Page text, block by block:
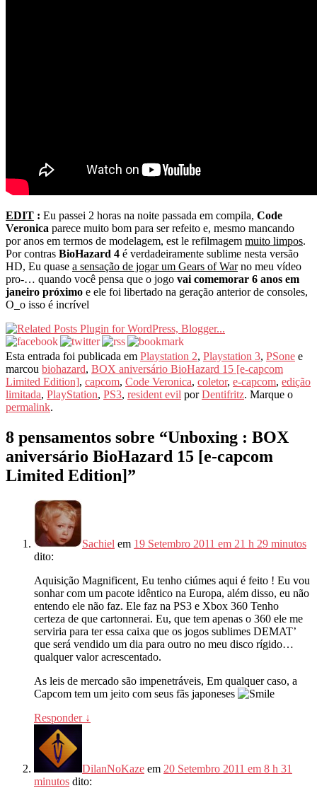
EDIT : Eu passei 2 horas na noite passada em compila, Code
Veronica parece muito bom para ser refeito e, mesmo mancando
por anos em termos de modelagem, est le refilmagem muito limpos.
Por contras BioHazard 4 é verdadeiramente sublime nesta versão
HD, Eu quase a sensação de jogar um Gears of Warno meu vídeo
pro-… quando você pensa que o jogo vai comemorar 6 anos em
janeiro próximo e ele foi libertado na geração anterior de consoles,
O_o isso é incrível
Esta entrada foi publicada em Playstation 2, Playstation 3, PSone e
marcou biohazard, BOX aniversário BioHazard 15 [e-capcom
Limited Edition], capcom, Code Veronica, coletor, e-capcom, edição
limitada, PlayStation, PS3, resident evil porDentifritz. Marque o
permalink.
8 pensamentos sobre “Unboxing : BOX
aniversário BioHazard 15 [e-capcom
Limited Edition]”
Sachiel em 19 Setembro 2011 em 21 h 29 minutos
dito:
Aquisição Magnificent, Eu tenho ciúmes aqui é feito ! Eu vou
sonhar com um pacote idêntico na Europa, além disso, eu não
entendo ele não faz. Ele faz na PS3 e Xbox 360 Tenho
certeza de que cartonnerai. Eu, que tem apenas o 360 ele me
serviria para ter essa caixa que os jogos sublimes DEMAT’
que será vendido um dia para outro no meu disco rígido…
qualquer valor acrescentado.
As leis de mercado são impenetráveis, Em qualquer caso, a
Capcom tem um jeito com seus fãs japoneses
Responder ↓
DilanNoKaze em 20 Setembro 2011 em 8 h 31
minutos dito: